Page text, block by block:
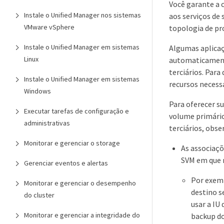
Instale o Unified Manager nos sistemas
VMware vSphere
Instale o Unified Manager em sistemas
Linux
Instale o Unified Manager em sistemas
Windows
Executar tarefas de configuração e
administrativas
Monitorar e gerenciar o storage
Gerenciar eventos e alertas
Monitorar e gerenciar o desempenho
do cluster
Monitorar e gerenciar a integridade do
Você garante a
aos serviços de
topologia de
Algumas
terciários. Para
recursos
Para oferecer
volume
terciários,
As
SVM em
Por
destino
usar a IU
backup